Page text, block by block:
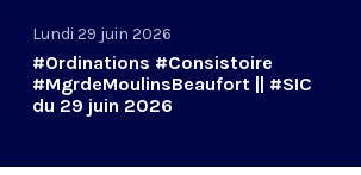
Lundi 29 juin 2026
#Ordinations #Consistoire
#MgrdeMoulinsBeaufort || #SIC
du 29 juin 2026